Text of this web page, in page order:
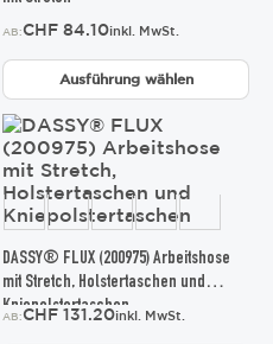
AB:CHF 84.10inkl. MwSt.
Ausführung wählen
DASSY® FLUX (200975) Arbeitshose
mit Stretch, Holstertaschen und
Kniepolstertaschen
AB:CHF 131.20inkl. MwSt.
Dieses
Produkt
weist
mehrere
Varianten
auf.
Die
Optionen
können
auf